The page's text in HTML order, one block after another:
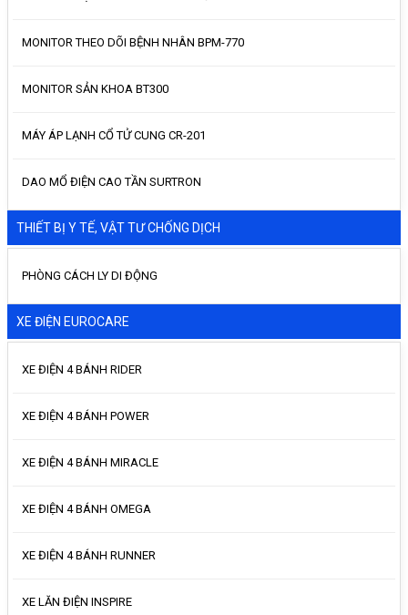
MONITOR THEO DÕI BỆNH NHÂN BPM-770
MONITOR SẢN KHOA BT300
MÁY ÁP LẠNH CỔ TỬ CUNG CR-201
DAO MỔ ĐIỆN CAO TẦN SURTRON
THIẾT BỊ Y TẾ, VẬT TƯ CHỐNG DỊCH
PHÒNG CÁCH LY DI ĐỘNG
XE ĐIỆN EUROCARE
XE ĐIỆN 4 BÁNH RIDER
XE ĐIỆN 4 BÁNH POWER
XE ĐIỆN 4 BÁNH MIRACLE
XE ĐIỆN 4 BÁNH OMEGA
XE ĐIỆN 4 BÁNH RUNNER
XE LĂN ĐIỆN INSPIRE